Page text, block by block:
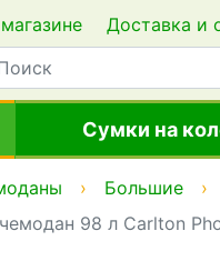
Доставка и
Сумки на
Большие
98 л Carlton